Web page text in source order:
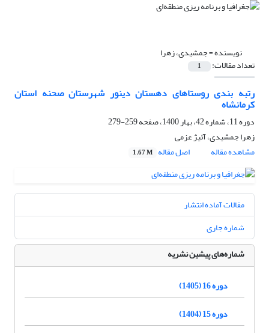
نویسنده =جمشیدی، زهرا
تعداد مقالات: 1
رتبه بندی روستاهای دهستان دینور شهرستان صحنه استان
کرمانشاه
دوره 11، شماره 42، بهار 1400، صفحه
259-279
زهرا جمشیدی، آئیژ عزمی
مشاهده مقاله
اصل مقاله 1.67 M
مقالات آماده انتشار
شماره جاری
شماره‌های پیشین نشریه
دوره 16 (1405)
دوره 15 (1404)